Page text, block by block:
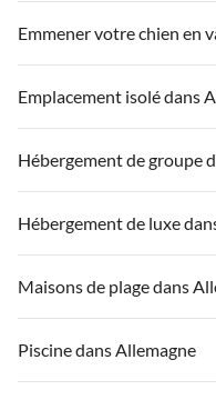
Emmener votre chien en
Emplacement isolé dans
Hébergement de groupe
Hébergement de luxe
Maisons de plage dans
Piscine dans Allemagne